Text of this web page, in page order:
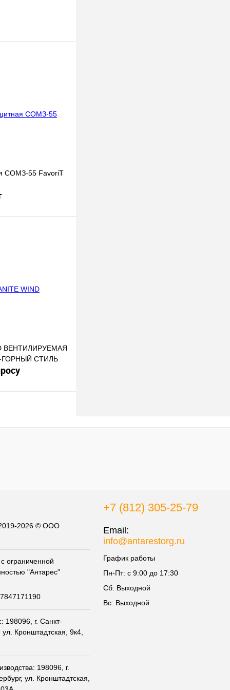
СОМЗ-55 FavoriT
наличии
ВЕНТИЛИРУЕМАЯ
ГОРНЫЙ СТИЛЬ
2026 © ООО
ограниченной
"Антарес"
198096, г. Санкт-
ул. Кронштадтская, 9к4,
198096, г.
ул. Кронштадтская,
+7 (812) 305-25-79
Email:
info@antarestorg.ru
График работы
Пн-Пт: с 9:00 до 17:30
Сб: Выходной
Вс: Выходной